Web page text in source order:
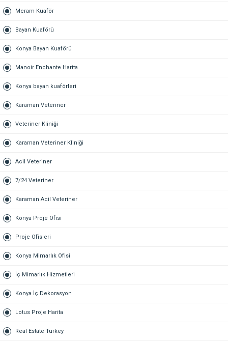
Meram Kuaför
Bayan Kuaförü
Konya Bayan Kuaförü
Manoir Enchante Harita
Konya bayan kuaförleri
Karaman Veteriner
Veteriner Kliniği
Karaman Veteriner Kliniği
Acil Veteriner
7/24 Veteriner
Karaman Acil Veteriner
Konya Proje Ofisi
Proje Ofisleri
Konya Mimarlık Ofisi
İç Mimarlık Hizmetleri
Konya İç Dekorasyon
Lotus Proje Harita
Real Estate Turkey